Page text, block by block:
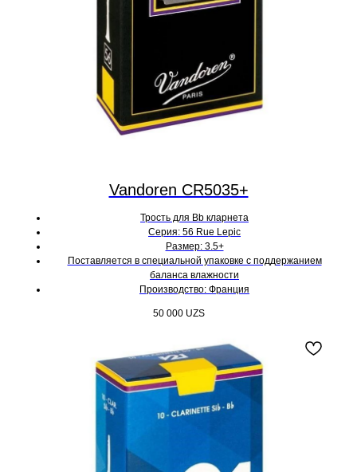
Vandoren CR5035+
Трость для Bb кларнета
Серия: 56 Rue Lepic
Размер: 3.5+
Поставляется в специальной упаковке с поддержанием
баланса влажности
Производство: Франция
50 000 UZS